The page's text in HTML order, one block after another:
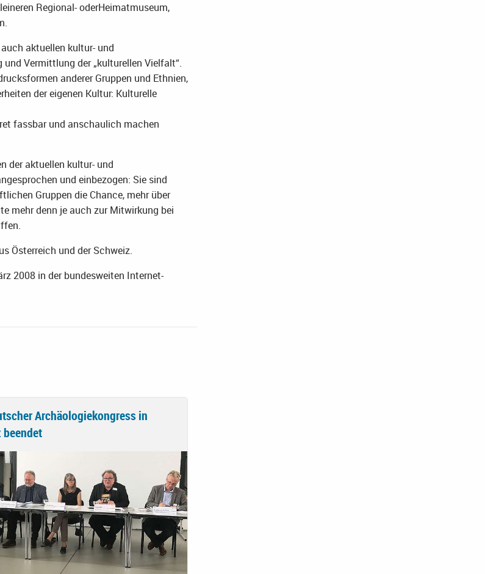
Regional- oderHeimatmuseum,
aktuellen kultur- und
Vermittlung der „kulturellen Vielfalt“.
anderer Gruppen und Ethnien,
der eigenen Kultur: Kulturelle
fassbar und anschaulich machen
der aktuellen kultur- und
und einbezogen: Sie sind
Gruppen die Chance, mehr über
mehr denn je auch zur Mitwirkung bei
Österreich und der Schweiz.
2008 in der bundesweiten Internet-
Archäologiekongress in
beendet